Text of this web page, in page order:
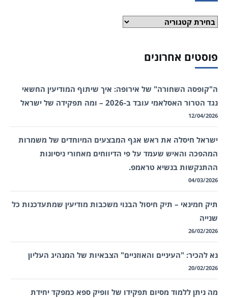
קטגוריות
פוסטים אחרונים
ה"קופסה השחורה" של אירופה: איך שיתוף המודיעין החשאי
נגד הטרור האסלאמי עובד ב-2026 – ומה תפקידה של ישראל
12/04/2026
ישראל חיסלה את ראש אגף המבצעים המיוחדים של משמרות
המהפכה והאיש שעמד על פי הדיווחים מאחורי ניסיונות
ההתנקשות בנשיא טראמפ.
04/03/2026
תיק חמינאי – תיק חיסול הבנוי משכבות מודיעין שמתעדכנות כל
שנייה
26/02/2026
נא להכיר: "העיניים והאוזניים" הצבאיות של המנהיג העליון
20/02/2026
מה ניתן ללמוד מסיום תפקידו של וופיק ספא כמפקד יחידת